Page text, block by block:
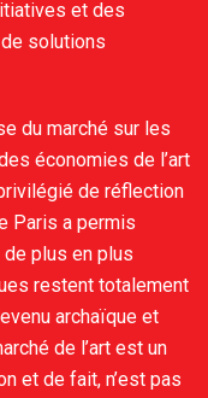
et des
solutions
du marché sur les
économies de l’art
de réflection
Paris a permis
plus en plus
restent totalement
archaïque et
de l’art est un
et de fait, n’est pas